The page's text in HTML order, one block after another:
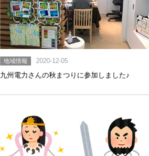
地域情報 2020-12-05
九州電力さんの秋まつりに参加しました♪